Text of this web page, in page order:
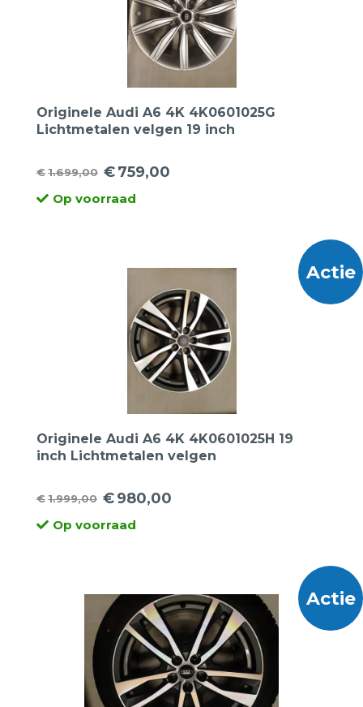
Originele Audi A6 4K 4K0601025G
Lichtmetalen velgen 19 inch
€1.699,00
Oorspronkelijke
prijs
€759,00
Huidige
prijsOp voorraad
Actie
Originele Audi A6 4K 4K0601025H 19
inch Lichtmetalen velgen
€1.999,00
Oorspronkelijke
prijs
€980,00
Huidige
prijsOp voorraad
Actie